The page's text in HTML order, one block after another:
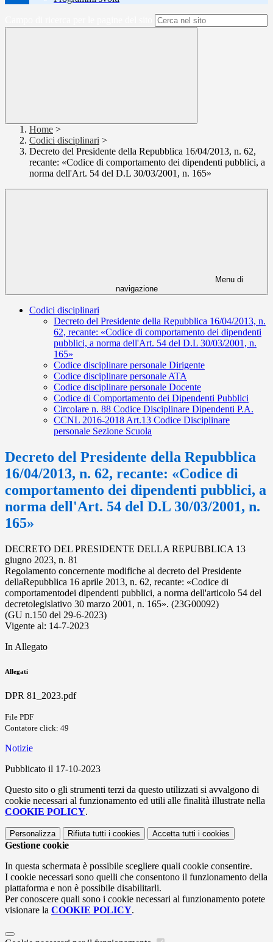
Home >
Codici disciplinari >
Decreto del Presidente della Repubblica 16/04/2013, n. 62,
recante: «Codice di comportamento dei dipendenti pubblici, a
norma dell'Art. 54 del D.L 30/03/2001, n. 165»
Menu di
navigazione
Codici disciplinari
Decreto del Presidente della Repubblica 16/04/2013, n.
62, recante: «Codice di comportamento dei dipendenti
pubblici, a norma dell'Art. 54 del D.L 30/03/2001, n.
165»
Codice disciplinare personale Dirigente
Codice disciplinare personale ATA
Codice disciplinare personale Docente
Codice di Comportamento dei Dipendenti Pubblici
Circolare n. 88 Codice Disciplinare Dipendenti P.A.
CCNL 2016-2018 Art.13 Codice Disciplinare
personale Sezione Scuola
Decreto del Presidente della Repubblica
16/04/2013, n. 62, recante: «Codice di
comportamento dei dipendenti pubblici, a
norma dell'Art. 54 del D.L 30/03/2001, n.
165»
DECRETO DEL PRESIDENTE DELLA REPUBBLICA 13
giugno 2023, n. 81
Regolamento concernente modifiche al decreto del Presidente
dellaRepubblica 16 aprile 2013, n. 62, recante: «Codice di
comportamentodei dipendenti pubblici, a norma dell'articolo 54 del
decretolegislativo 30 marzo 2001, n. 165». (23G00092)
(GU n.150 del 29-6-2023)
Vigente al: 14-7-2023
In Allegato
Allegati
DPR 81_2023.pdf
File PDF
Contatore click: 49
Notizie
Pubblicato il 17-10-2023
Questo sito o gli strumenti terzi da questo utilizzati si avvalgono di
cookie necessari al funzionamento ed utili alle finalità illustrate nella
COOKIE POLICY.
Personalizza Rifiuta tutti i cookies Accetta tutti i cookies
Gestione cookie
In questa schermata è possibile scegliere quali cookie consentire.
I cookie necessari sono quelli che consentono il funzionamento della
piattaforma e non è possibile disabilitarli.
Per conoscere quali sono i cookie necessari al funzionamento potete
visionare la COOKIE POLICY.